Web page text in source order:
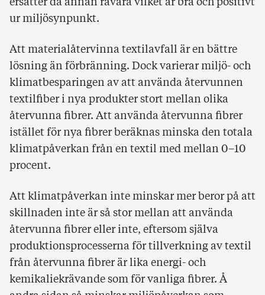
ersätter då annan råvara vilket är bra och positivt
ur miljösynpunkt.
Att materialåtervinna textilavfall är en bättre
lösning än förbränning. Dock varierar miljö- och
klimatbesparingen av att använda återvunnen
textilfiber i nya produkter stort mellan olika
återvunna fibrer. Att använda återvunna fibrer
istället för nya fibrer beräknas minska den totala
klimatpåverkan från en textil med mellan 0–10
procent.
Att klimatpåverkan inte minskar mer beror på att
skillnaden inte är så stor mellan att använda
återvunna fibrer eller inte, eftersom själva
produktionsprocesserna för tillverkning av textil
från återvunna fibrer är lika energi- och
kemikaliekrävande som för vanliga fibrer. Å